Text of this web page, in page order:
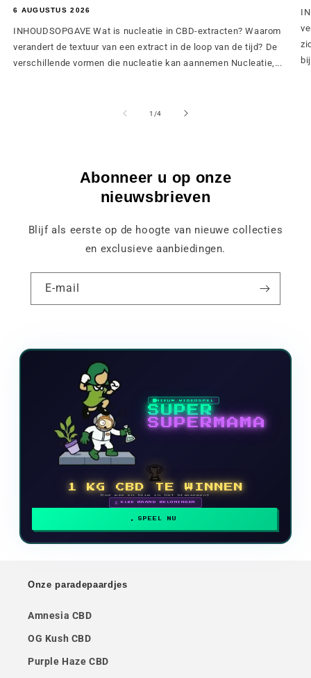
6 AUGUSTUS 2026
INHOUDSOPGAVE Wat is nucleatie in CBD-extracten? Waarom
verandert de textuur van een extract in de loop van de tijd? De
verschillende vormen die nucleatie kan aannemen Nucleatie,...
1 /van
4
Abonneer u op onze
nieuwsbrieven
Blijf als eerste op de hoogte van nieuwe collecties
en exclusieve aanbiedingen.
E-mail
NIEUW VIDEOSPEL
SUPER
SUPERMAMA
🏆
1 KG CBD TE WINNEN
Doe mee en klim in het klassement
🗓 ELKE MAAND BELONINGEN
SPEEL NU
Onze paradepaardjes
Amnesia CBD
OG Kush CBD
Purple Haze CBD